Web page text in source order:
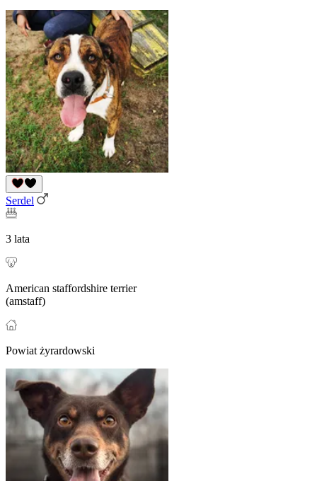
Serdel
3 lata
American staffordshire terrier
(amstaff)
Powiat żyrardowski